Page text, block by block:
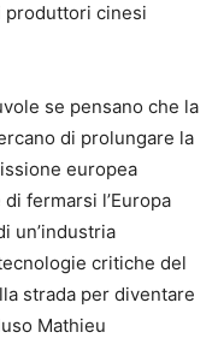
produttori cinesi
se pensano che la
di prolungare la
europea
fermarsi l’Europa
un’industria
critiche del
strada per diventare
Mathieu